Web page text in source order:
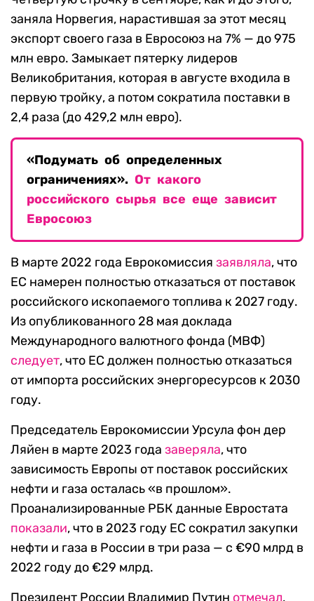
заняла Норвегия, нарастившая за этот месяц
экспорт своего газа в Евросоюз на 7% — до 975
млн евро. Замыкает пятерку лидеров
Великобритания, которая в августе входила в
первую тройку, а потом сократила поставки в
2,4 раза (до 429,2 млн евро).
«Подумать об определенных
ограничениях». От какого
российского сырья все еще зависит
Евросоюз
В марте 2022 года Еврокомиссия заявляла, что
ЕС намерен полностью отказаться от поставок
российского ископаемого топлива к 2027 году.
Из опубликованного 28 мая доклада
Международного валютного фонда (МВФ)
следует, что ЕС должен полностью отказаться
от импорта российских энергоресурсов к 2030
году.
Председатель Еврокомиссии Урсула фон дер
Ляйен в марте 2023 года заверяла, что
зависимость Европы от поставок российских
нефти и газа осталась «в прошлом».
Проанализированные РБК данные Евростата
показали, что в 2023 году ЕС сократил закупки
нефти и газа в России в три раза — с €90 млрд в
2022 году до €29 млрд.
Президент России Владимир Путин отмечал,